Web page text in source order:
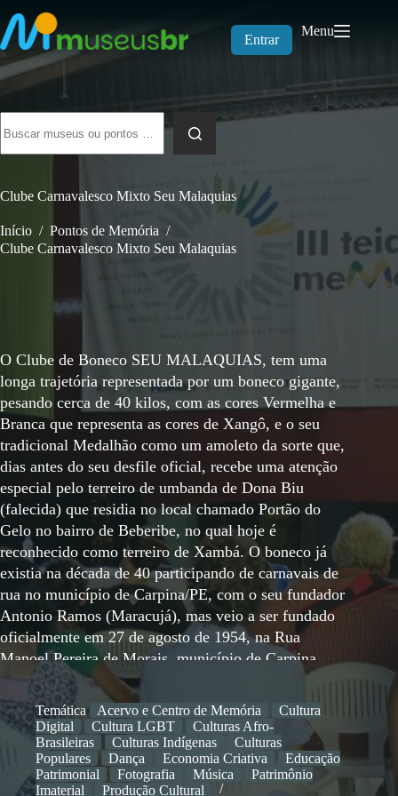
para
o
conteúdo
Entrar
Menu
resultados
Clube Carnavalesco Mixto Seu Malaquias
Início / Pontos de Memória /
Clube Carnavalesco Mixto Seu Malaquias
O Clube de Boneco SEU MALAQUIAS, tem uma
longa trajetória representada por um boneco gigante,
pesando cerca de 40 kilos, com as cores Vermelha e
Branca que representa as cores de Xangô, e o seu
tradicional Medalhão como um amoleto da sorte que,
dias antes do seu desfile oficial, recebe uma atenção
especial pelo terreiro de umbanda de Dona Biu
(falecida) que residia no local chamado Portão do
Gelo no bairro de Beberibe, no qual hoje é
reconhecido como terreiro de Xambá. O boneco já
existia na década de 40 participando de carnavais de
rua no município de Carpina/PE, com o seu fundador
Antonio Ramos (Maracujá), mas veio a ser fundado
oficialmente em 27 de agosto de 1954, na Rua
Manoel Pereira de Morais, município de Carpina,
onde hoje existe uma Rua no município de Carpina
em homenagem ao Sr. Antonio Ramos, e a Rua é
conhecida por Maracujá. A idéia da sua fundação foi
do motorneiro da Tramws do Brasil, Antonio Ramos
de Oliveira. O nome “Seu Malaquias” veio da
amizade de Antonio Ramos, com uma família que
Temática Acervo e Centro de Memória
Cultura
Digital
Cultura LGBT
Culturas Afro-
Brasileiras
Culturas Indígenas
Culturas
Populares
Dança Economia Criativa
Educação
Patrimonial
Fotografia Música
Patrimônio
Imaterial
Produção Cultural